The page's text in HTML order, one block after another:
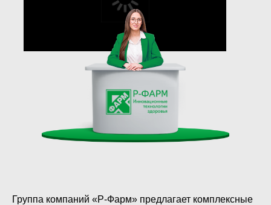
Группа компаний «Р-Фарм» предлагает комплексные